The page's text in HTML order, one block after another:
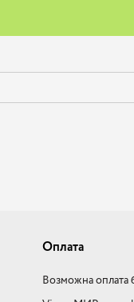
Оплата
Возможна оплата